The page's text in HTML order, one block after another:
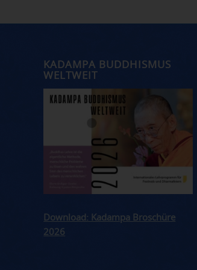
KADAMPA BUDDHISMUS
WELTWEIT
Download: Kadampa Broschüre
2026